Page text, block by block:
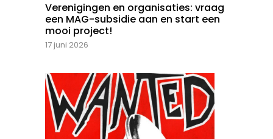
Verenigingen en organisaties: vraag
een MAG-subsidie aan en start een
mooi project!
17 juni 2026